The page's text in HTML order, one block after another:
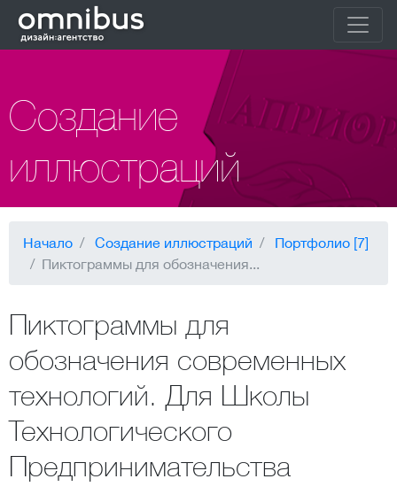
Создание
иллюстраций
Начало Создание иллюстраций
Портфолио [7]
Пиктограммы для обозначения...
Пиктограммы для
обозначения современных
технологий. Для Школы
Технологического
Предпринимательства